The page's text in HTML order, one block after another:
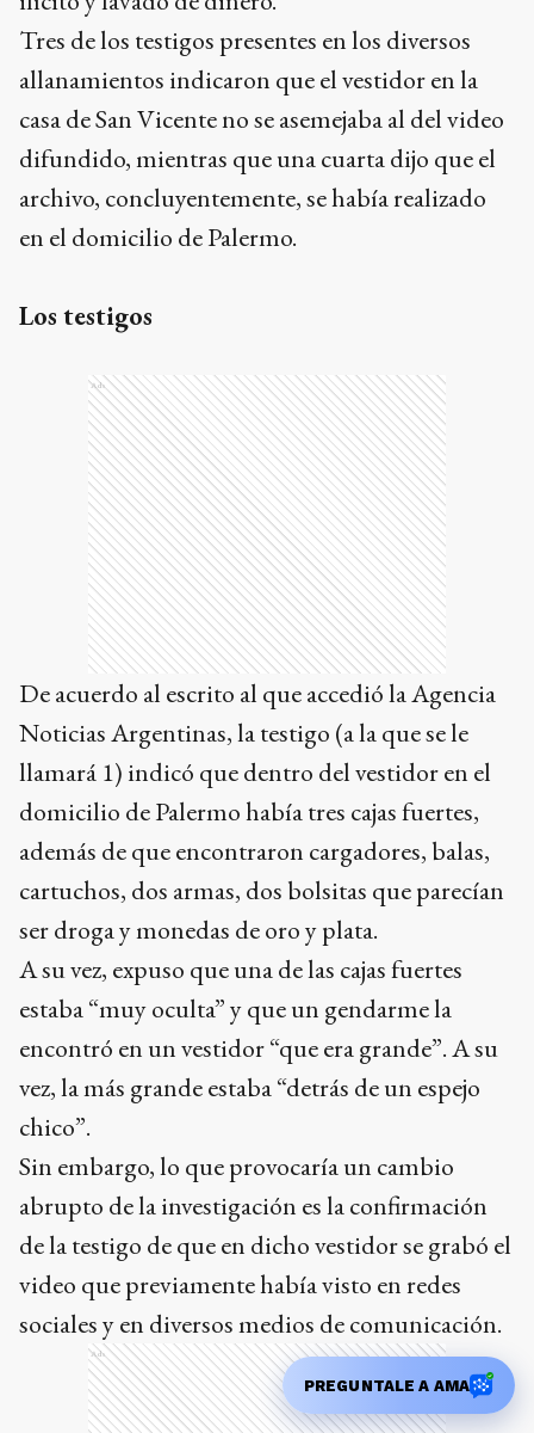
en el domicilio de Palermo.
Los testigos
Ads
De acuerdo al escrito al que accedió la Agencia
Noticias Argentinas, la testigo (a la que se le
llamará 1) indicó que dentro del vestidor en el
domicilio de Palermo había tres cajas fuertes,
además de que encontraron cargadores, balas,
cartuchos, dos armas, dos bolsitas que parecían
ser droga y monedas de oro y plata.
A su vez, expuso que una de las cajas fuertes
estaba “muy oculta” y que un gendarme la
encontró en un vestidor “que era grande”. A su
vez, la más grande estaba “detrás de un espejo
chico”.
Sin embargo, lo que provocaría un cambio
abrupto de la investigación es la confirmación
de la testigo de que en dicho vestidor se grabó el
video que previamente había visto en redes
sociales y en diversos medios de comunicación.
PREGUNTALE A AMA